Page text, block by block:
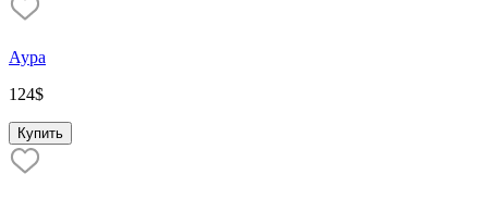
Аура
124$
Купить